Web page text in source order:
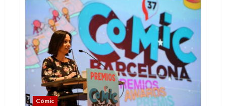
Smart
Girl:
¿Sueñan
los
androides
con
revoluciones
del
proletariado
mecánicas?
Cómic